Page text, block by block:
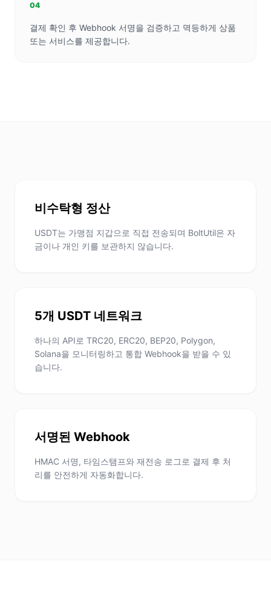
04
결제 확인 후 Webhook 서명을 검증하고 멱등하게 상품
또는 서비스를 제공합니다.
비수탁형 정산
USDT는 가맹점 지갑으로 직접 전송되며 BoltUtil은 자
금이나 개인 키를 보관하지 않습니다.
5개 USDT 네트워크
하나의 API로 TRC20, ERC20, BEP20, Polygon,
Solana을 모니터링하고 통합 Webhook을 받을 수 있
습니다.
서명된 Webhook
HMAC 서명, 타임스탬프와 재전송 로그로 결제 후 처
리를 안전하게 자동화합니다.